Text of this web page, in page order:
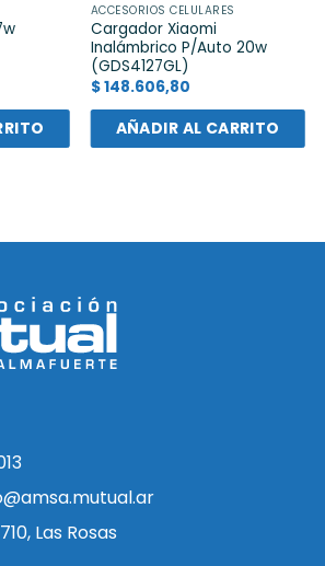
ACCESORIOS CELULARES
Cargador Xiaomi
Inalámbrico P/Auto 20w
(GDS4127GL)
$148.606,80
AÑADIR AL CARRITO
Las Rosas